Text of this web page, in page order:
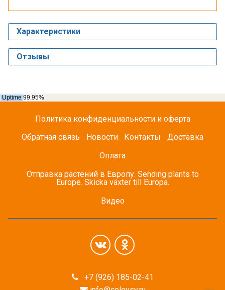
Характеристики
Отзывы
Политика конфиденциальности и оферта
Обратная связь
Новости Контакты
Доставка
Оплата
Отправка растений в Европу. Sending plants to
Europe. Skicka växter till Europa.
Видео
+7 (926) 185-02-41